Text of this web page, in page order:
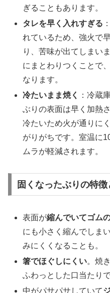
ぎることもあります。
タレを早く入れすぎる
れているため、強火で
り、苦味が出てしまい
にまとわりつくことで
なります。
冷たいまま焼く
：冷蔵
ぶりの表面は早く加熱
冷たいため火が通りに
がりがちです。室温に
ムラが軽減されます。
固くなったぶりの特
表面が縮んでいてゴム
にも小さく縮んでしま
みにくくなることも。
箸でほぐしにくい。焼
ふわっとした口当たり
中がパサパサしていて